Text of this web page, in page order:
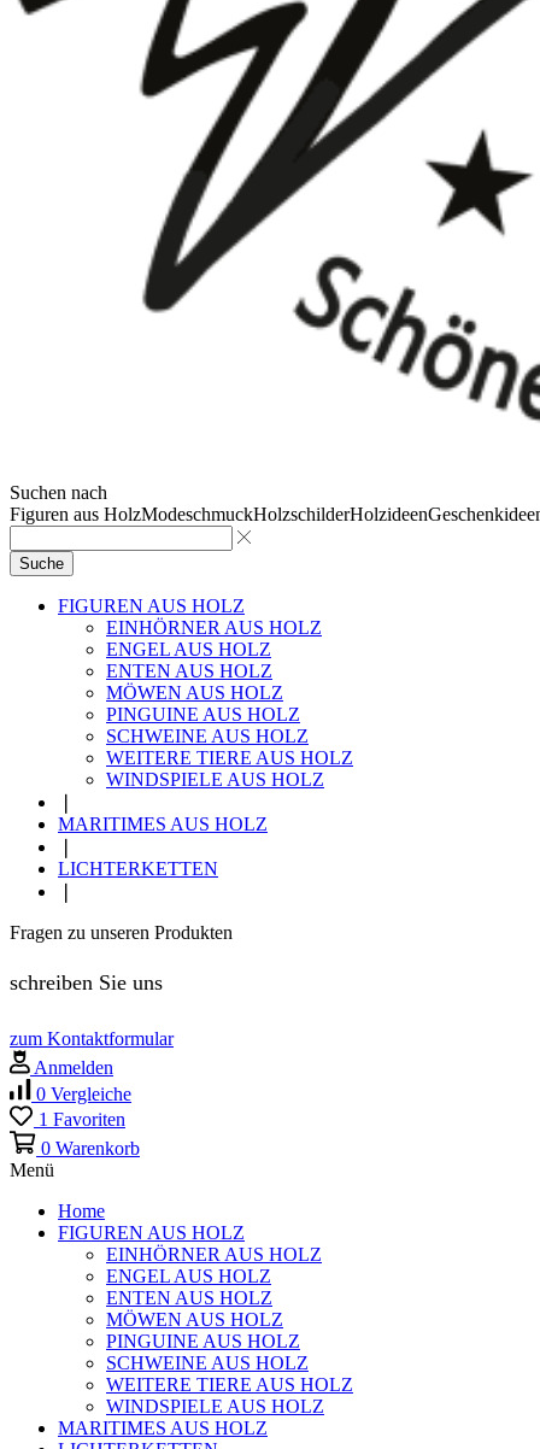
Suchen nach
Figuren aus HolzModeschmuckHolzschilderHolzideen
Suche
FIGUREN AUS HOLZ
EINHÖRNER AUS HOLZ
ENGEL AUS HOLZ
ENTEN AUS HOLZ
MÖWEN AUS HOLZ
PINGUINE AUS HOLZ
SCHWEINE AUS HOLZ
WEITERE TIERE AUS HOLZ
WINDSPIELE AUS HOLZ
MARITIMES AUS HOLZ
LICHTERKETTEN
Fragen zu unseren Produkten
schreiben Sie uns
zum Kontaktformular
Anmelden
0 Vergleiche
1 Favoriten
0 Warenkorb
Menü
Home
FIGUREN AUS HOLZ
EINHÖRNER AUS HOLZ
ENGEL AUS HOLZ
ENTEN AUS HOLZ
MÖWEN AUS HOLZ
PINGUINE AUS HOLZ
SCHWEINE AUS HOLZ
WEITERE TIERE AUS HOLZ
WINDSPIELE AUS HOLZ
MARITIMES AUS HOLZ